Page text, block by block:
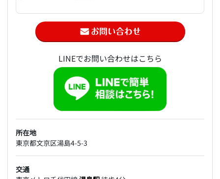
LINEでお問い合わせはこちら
所在地
東京都文京区湯島4-5-3
交通